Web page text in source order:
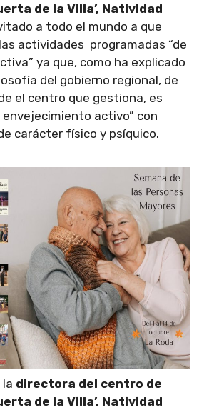
de la Villa’, Natividad
a todo el mundo a que
actividades programadas “de
ya que, como ha explicado
del gobierno regional, de
el centro que gestiona, es
envejecimiento activo” con
carácter físico y psíquico.
la directora del centro de
de la Villa’, Natividad